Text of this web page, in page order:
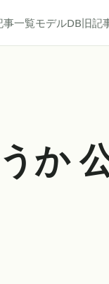
事一覧モデルDB旧記
か